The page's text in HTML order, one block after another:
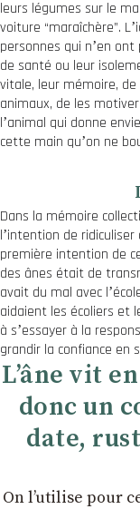
leurs légumes sur le
voiture “maraîchère”.
personnes qui nʼen
de santé ou leur
vitale, leur mémoire,
animaux, de les
lʼanimal qui donne
cette main quʼon ne
Dans la mémoire
lʼintention de
première intention de
des ânes était de
avait du mal avec
aidaient les écoliers et
à sʼessayer à la
grandir la confiance en
Lʼâne vit
donc un
date,
On lʼutilise pour